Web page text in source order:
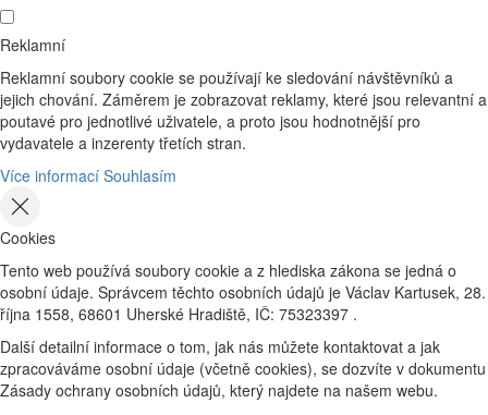
Reklamní
Reklamní soubory cookie se používají ke sledování návštěvníků a
jejich chování. Záměrem je zobrazovat reklamy, které jsou relevantní a
poutavé pro jednotlivé uživatele, a proto jsou hodnotnější pro
vydavatele a inzerenty třetích stran.
Více informací Souhlasím
Cookies
Tento web používá soubory cookie a z hlediska zákona se jedná o
osobní údaje. Správcem těchto osobních údajů je Václav Kartusek, 28.
října 1558, 68601 Uherské Hradiště, IČ: 75323397 .
Další detailní informace o tom, jak nás můžete kontaktovat a jak
zpracováváme osobní údaje (včetně cookies), se dozvíte v dokumentu
Zásady ochrany osobních údajů, který najdete na našem webu.